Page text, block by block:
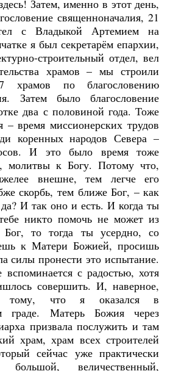
Затем, именно в этот день,
священноначалия, 21
с Владыкой Артемием на
я был секретарём епархии,
строительный отдел, вел
храмов – мы строили
храмов по благословению
Затем было благословение
два с половиной года. Тоже
– время миссионерских трудов
коренных народов Севера –
И это было время тоже
молитвы к Богу. Потому что,
внешне, тем легче его
скорбь, тем ближе Бог, – как
И так оно и есть. И когда ты
никто помочь не может из
то тогда ты усердно, со
к Матери Божией, просишь
силы пронести это испытание.
с радостью, хотя
совершить. И, наверное,
тому, что я оказался в
граде. Матерь Божия через
призвала послужить и там
храм, храм всех строителей
сейчас уже практически
величественный,